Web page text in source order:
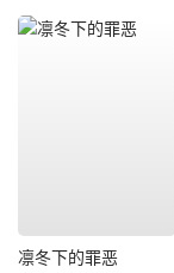
凛冬下的罪恶